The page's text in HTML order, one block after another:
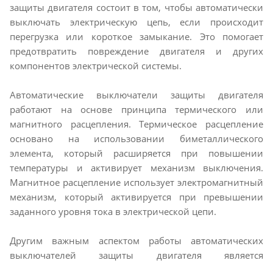
защиты двигателя состоит в том, чтобы автоматически
выключать электрическую цепь, если происходит
перегрузка или короткое замыкание. Это помогает
предотвратить повреждение двигателя и других
компонентов электрической системы.
Автоматические выключатели защиты двигателя
работают на основе принципа термического или
магнитного расцепления. Термическое расцепление
основано на использовании биметаллического
элемента, который расширяется при повышении
температуры и активирует механизм выключения.
Магнитное расцепление использует электромагнитный
механизм, который активируется при превышении
заданного уровня тока в электрической цепи.
Другим важным аспектом работы автоматических
выключателей защиты двигателя является